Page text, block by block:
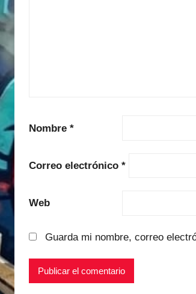
Nombre *
Correo electrónico *
Web
Guarda mi nombre, correo